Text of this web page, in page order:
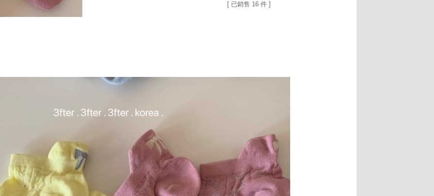
[ 已銷售 16 件 ]